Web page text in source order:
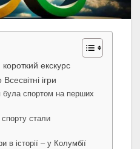
короткий екскурс
ігри
спортом на перших
стали
в історії – у Колумбії